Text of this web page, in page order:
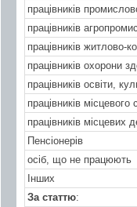
працівників
працівників
працівників житлово-
працівників охорони
працівників освіти,
працівників
працівників місцевих
Пенсіонерів
осіб, що не працюють
Інших
За статтю: